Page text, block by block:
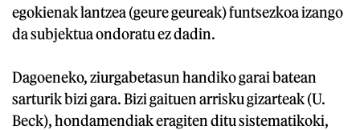
egokienak lantzea (geure geureak) funtsezkoa izango
da subjektua ondoratu ez dadin.
Dagoeneko, ziurgabetasun handiko garai batean
sarturik bizi gara. Bizi gaituen arrisku gizarteak (U.
Beck), hondamendiak eragiten ditu sistematikoki,